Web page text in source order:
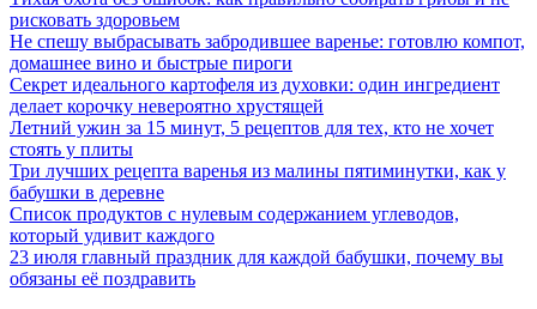
рисковать здоровьем
Не спешу выбрасывать забродившее варенье: готовлю компот,
домашнее вино и быстрые пироги
Секрет идеального картофеля из духовки: один ингредиент
делает корочку невероятно хрустящей
Летний ужин за 15 минут, 5 рецептов для тех, кто не хочет
стоять у плиты
Три лучших рецепта варенья из малины пятиминутки, как у
бабушки в деревне
Список продуктов с нулевым содержанием углеводов,
который удивит каждого
23 июля главный праздник для каждой бабушки, почему вы
обязаны её поздравить